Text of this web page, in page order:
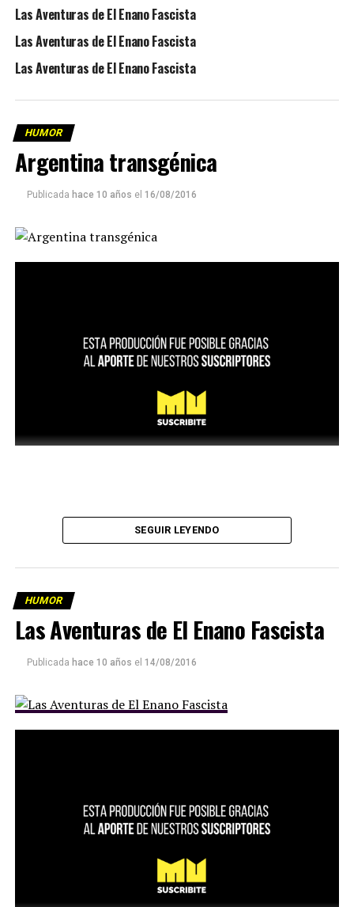
Las Aventuras de El Enano Fascista
Las Aventuras de El Enano Fascista
Las Aventuras de El Enano Fascista
HUMOR
Argentina transgénica
Publicada hace 10 años el 16/08/2016
SEGUIR LEYENDO
HUMOR
Las Aventuras de El Enano Fascista
Publicada hace 10 años el 14/08/2016